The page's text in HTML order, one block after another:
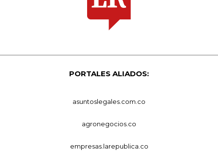
PORTALES ALIADOS:
asuntoslegales.com.co
agronegocios.co
empresas.larepublica.co